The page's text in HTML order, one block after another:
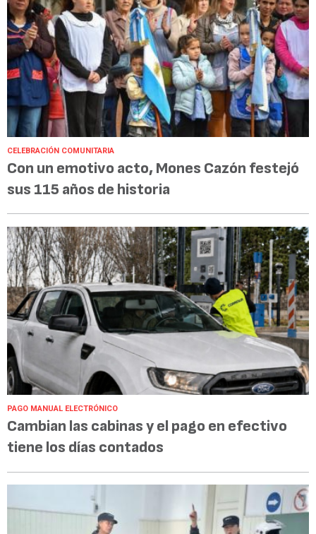
CELEBRACIÓN COMUNITARIA
Con un emotivo acto, Mones Cazón festejó
sus 115 años de historia
PAGO MANUAL ELECTRÓNICO
Cambian las cabinas y el pago en efectivo
tiene los días contados